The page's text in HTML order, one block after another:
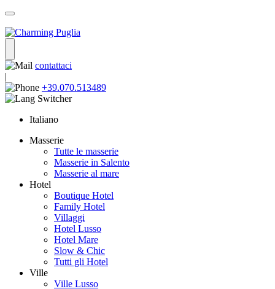
contattaci
|
+39.070.513489
Italiano
Masserie
Tutte le masserie
Masserie in Salento
Masserie al mare
Hotel
Boutique Hotel
Family Hotel
Villaggi
Hotel Lusso
Hotel Mare
Slow & Chic
Tutti gli Hotel
Ville
Ville Lusso